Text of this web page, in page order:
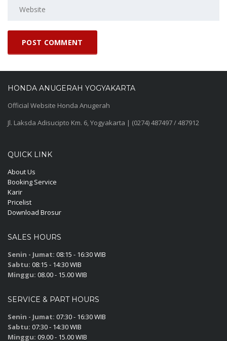
HONDA ANUGERAH YOGYAKARTA
Official Website Honda Anugerah
Jl. Laksda Adisucipto Km. 6, Yogyakarta | (0274) 487497 / 487912
QUICK LINK
About Us
Booking Service
Karir
Pricelist
Download Brosur
SALES HOURS
Senin - Jumat: 08:15 - 16:30 WIB
Sabtu: 08:15 - 14:30 WIB
Minggu: 08.00 - 15.00 WIB
SERVICE & PART HOURS
Senin - Jumat: 07:30 - 16:30 WIB
Sabtu: 07:30 - 14:30 WIB
Minggu: 09.00 - 15.00 WIB